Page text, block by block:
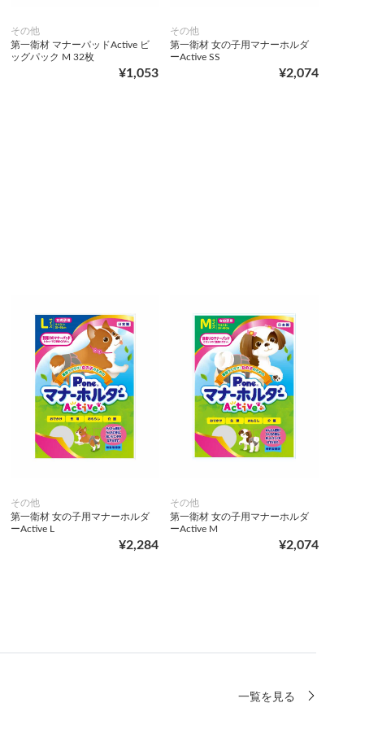
その他
第一衛材 マナーパッドActive ビ
ッグパック M 32枚
¥1,053
その他
第一衛材 女の子用マナーホルダ
ーActive SS
¥2,074
その他
第一衛材 女の子用マナーホルダ
ーActive L
¥2,284
その他
第一衛材 女の子用マナーホルダ
ーActive M
¥2,074
一覧を見る